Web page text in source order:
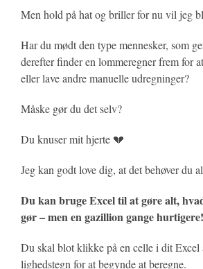
Men hold på hat og briller for nu vil jeg
Har du mødt den type mennesker, som
derefter finder en lommeregner frem for
eller lave andre manuelle udregninger?
Måske gør du det selv?
Du knuser mit hjerte 💔
Jeg kan godt love dig, at det behøver du
Du kan bruge Excel til at gøre alt,
gør – men en gazillion gange hurtigere!
Du skal blot klikke på en celle i dit Excel
lighedstegn for at begynde at beregne.